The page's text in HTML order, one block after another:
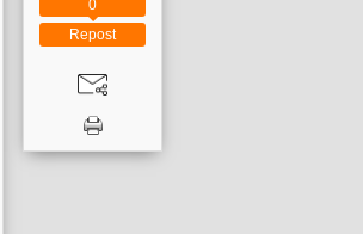
Repost
0